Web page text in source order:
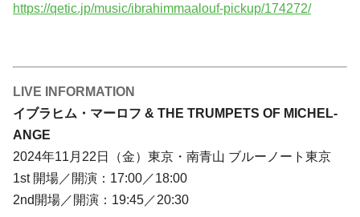
https://qetic.jp/music/ibrahimmaalouf-pickup/174272/
LIVE INFORMATION
イブラヒム・マーロフ & THE TRUMPETS OF MICHEL-
ANGE
2024年11月22日（金）東京・南青山 ブルーノート東京
1st 開場／開演：17:00／18:00
2nd開場／開演：19:45／20:30